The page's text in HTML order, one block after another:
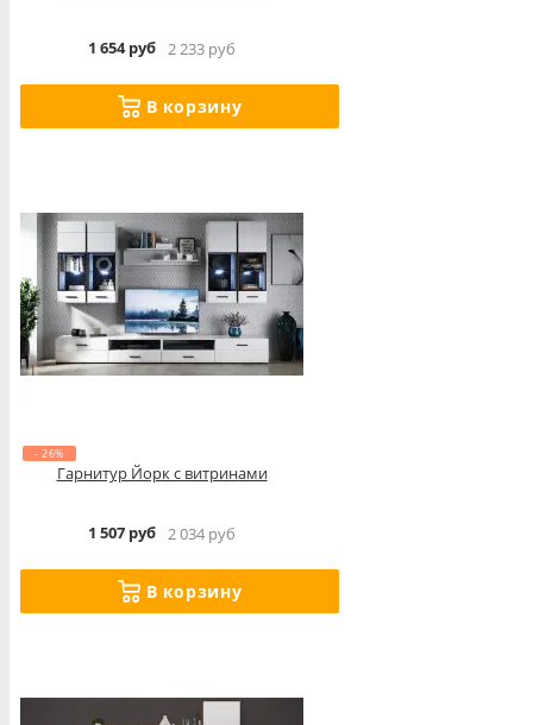
1 654 руб 2 233 руб
В корзину
- 26%
Гарнитур Йорк с витринами
1 507 руб 2 034 руб
В корзину